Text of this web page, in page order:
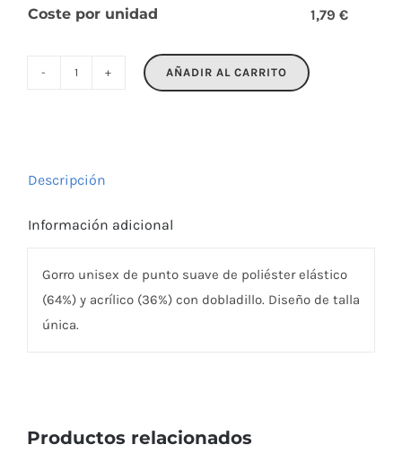
Coste por unidad
1,79 €
AÑADIR AL CARRITO
Descripción
Información adicional
Gorro unisex de punto suave de poliéster elástico
(64%) y acrílico (36%) con dobladillo. Diseño de talla
única.
Productos relacionados